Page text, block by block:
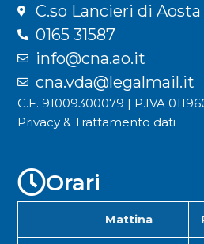
C.so Lancieri di Aosta
0165 31587
info@cna.ao.it
cna.vda@legalmail.it
C.F. 91009300079 | P.IVA
Privacy & Trattamento dati
Orari
Mattina